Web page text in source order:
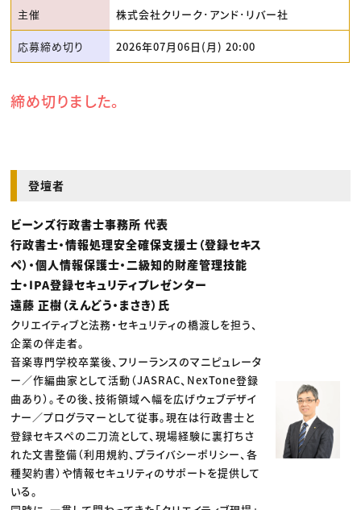
主催 株式会社クリーク･アンド･リバー社
応募締め切り 2026年07月06日(月) 20:00
締め切りました。
登壇者
ビーンズ行政書士事務所 代表
行政書士・情報処理安全確保支援士（登録セキス
ペ）・個人情報保護士・二級知的財産管理技能
士・IPA登録セキュリティプレゼンター
遠藤 正樹（えんどう・まさき）氏
クリエイティブと法務・セキュリティの橋渡しを担う、
企業の伴走者。
音楽専門学校卒業後、フリーランスのマニピュレータ
ー／作編曲家として活動（JASRAC、NexTone登録
曲あり）。その後、技術領域へ幅を広げウェブデザイ
ナー／プログラマーとして従事。現在は行政書士と
登録セキスペの二刀流として、現場経験に裏打ちさ
れた文書整備（利用規約、プライバシーポリシー、各
種契約書）や情報セキュリティのサポートを提供して
いる。